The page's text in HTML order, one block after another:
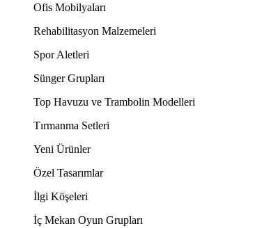
Ofis Mobilyaları
Rehabilitasyon Malzemeleri
Spor Aletleri
Sünger Grupları
Top Havuzu ve Trambolin Modelleri
Tırmanma Setleri
Yeni Ürünler
Özel Tasarımlar
İlgi Köşeleri
İç Mekan Oyun Grupları